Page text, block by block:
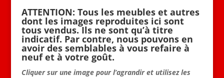
ATTENTION: Tous les meubles et autres
dont les images reproduites ici sont
tous vendus. Ils ne sont qu’à titre
indicatif. Par contre, nous pouvons en
avoir des semblables à vous refaire à
neuf et à votre goût.
Cliquer sur une image pour l’agrandir et utilisez les